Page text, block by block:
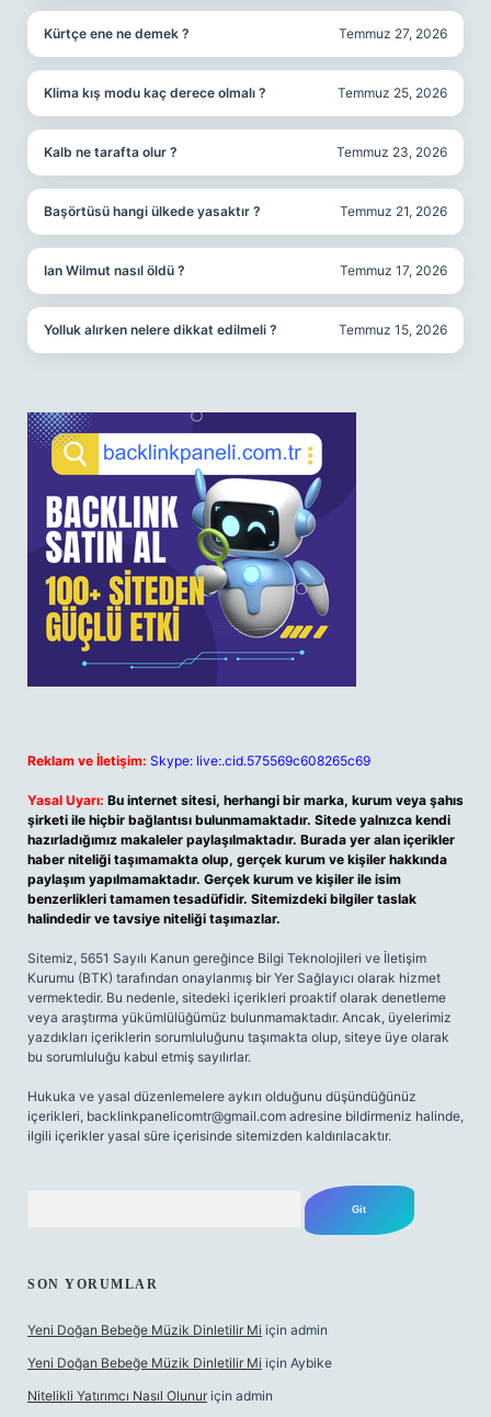
Kürtçe ene ne demek ? Temmuz 27, 2026
Klima kış modu kaç derece olmalı ? Temmuz 25, 2026
Kalb ne tarafta olur ? Temmuz 23, 2026
Başörtüsü hangi ülkede yasaktır ? Temmuz 21, 2026
Ian Wilmut nasıl öldü ? Temmuz 17, 2026
Yolluk alırken nelere dikkat edilmeli ? Temmuz 15, 2026
Reklam ve İletişim: Skype: live:.cid.575569c608265c69
Yasal Uyarı: Bu internet sitesi, herhangi bir marka, kurum veya şahıs
şirketi ile hiçbir bağlantısı bulunmamaktadır. Sitede yalnızca kendi
hazırladığımız makaleler paylaşılmaktadır. Burada yer alan içerikler
haber niteliği taşımamakta olup, gerçek kurum ve kişiler hakkında
paylaşım yapılmamaktadır. Gerçek kurum ve kişiler ile isim
benzerlikleri tamamen tesadüfidir. Sitemizdeki bilgiler taslak
halindedir ve tavsiye niteliği taşımazlar.
Sitemiz, 5651 Sayılı Kanun gereğince Bilgi Teknolojileri ve İletişim
Kurumu (BTK) tarafından onaylanmış bir Yer Sağlayıcı olarak hizmet
vermektedir. Bu nedenle, sitedeki içerikleri proaktif olarak denetleme
veya araştırma yükümlülüğümüz bulunmamaktadır. Ancak, üyelerimiz
yazdıkları içeriklerin sorumluluğunu taşımakta olup, siteye üye olarak
bu sorumluluğu kabul etmiş sayılırlar.
Hukuka ve yasal düzenlemelere aykırı olduğunu düşündüğünüz
içerikleri, backlinkpanelicomtr@gmail.com adresine bildirmeniz halinde,
ilgili içerikler yasal süre içerisinde sitemizden kaldırılacaktır.
SON YORUMLAR
Yeni Doğan Bebeğe Müzik Dinletilir Mi için admin
Yeni Doğan Bebeğe Müzik Dinletilir Mi için Aybike
Nitelikli Yatırımcı Nasıl Olunur için admin